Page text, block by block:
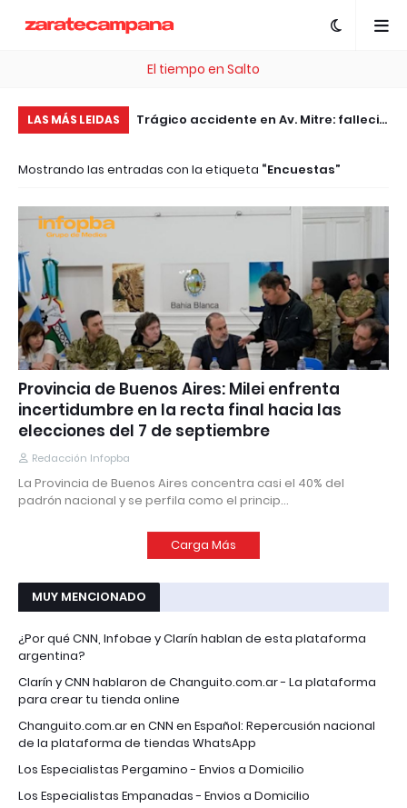
El tiempo en Salto
LAS MÁS LEIDAS
esta plataforma te
Trágico accidente en Av. Mitre: falleció
patrullero
Mostrando las entradas con la etiqueta Encuestas
Provincia de Buenos Aires: Milei enfrenta
incertidumbre en la recta final hacia las
elecciones del 7 de septiembre
Redacción Infopba
La Provincia de Buenos Aires concentra casi el 40% del
padrón nacional y se perfila como el princip…
Carga Más
MUY MENCIONADO
¿Por qué CNN, Infobae y Clarín hablan de esta plataforma
argentina?
Clarín y CNN hablaron de Changuito.com.ar - La plataforma
para crear tu tienda online
Changuito.com.ar en CNN en Español: Repercusión nacional
de la plataforma de tiendas WhatsApp
Los Especialistas Pergamino - Envios a Domicilio
Los Especialistas Empanadas - Envios a Domicilio